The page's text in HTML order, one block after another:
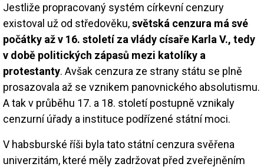
Jestliže propracovaný systém církevní cenzury
existoval už od středověku,světská cenzura má své
počátky až v 16. století za vlády císaře Karla V., tedy
v době politických zápasů mezi katolíky a
protestanty. Avšak cenzura ze strany státu se plně
prosazovala až se vznikem panovnického absolutismu.
A tak v průběhu 17. a 18. století postupně vznikaly
cenzurní úřady a instituce podřízené státní moci.
V habsburské říši byla tato státní cenzura svěřena
univerzitám, které měly zadržovat před zveřejněním